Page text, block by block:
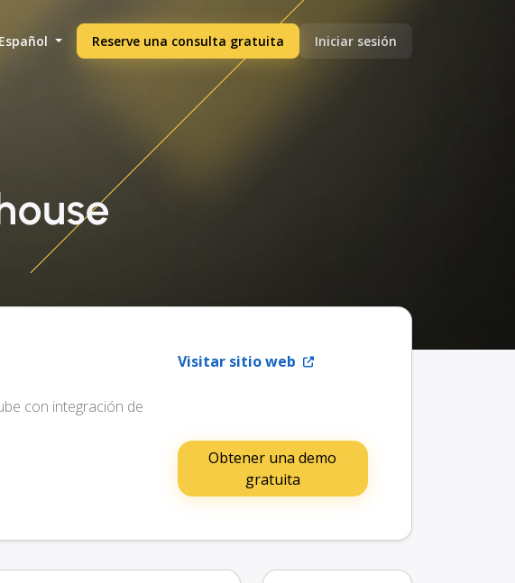
Español Reserve una consulta gratuita Iniciar sesión
con integración de
Visitar sitio web
Obtener una demo
gratuita